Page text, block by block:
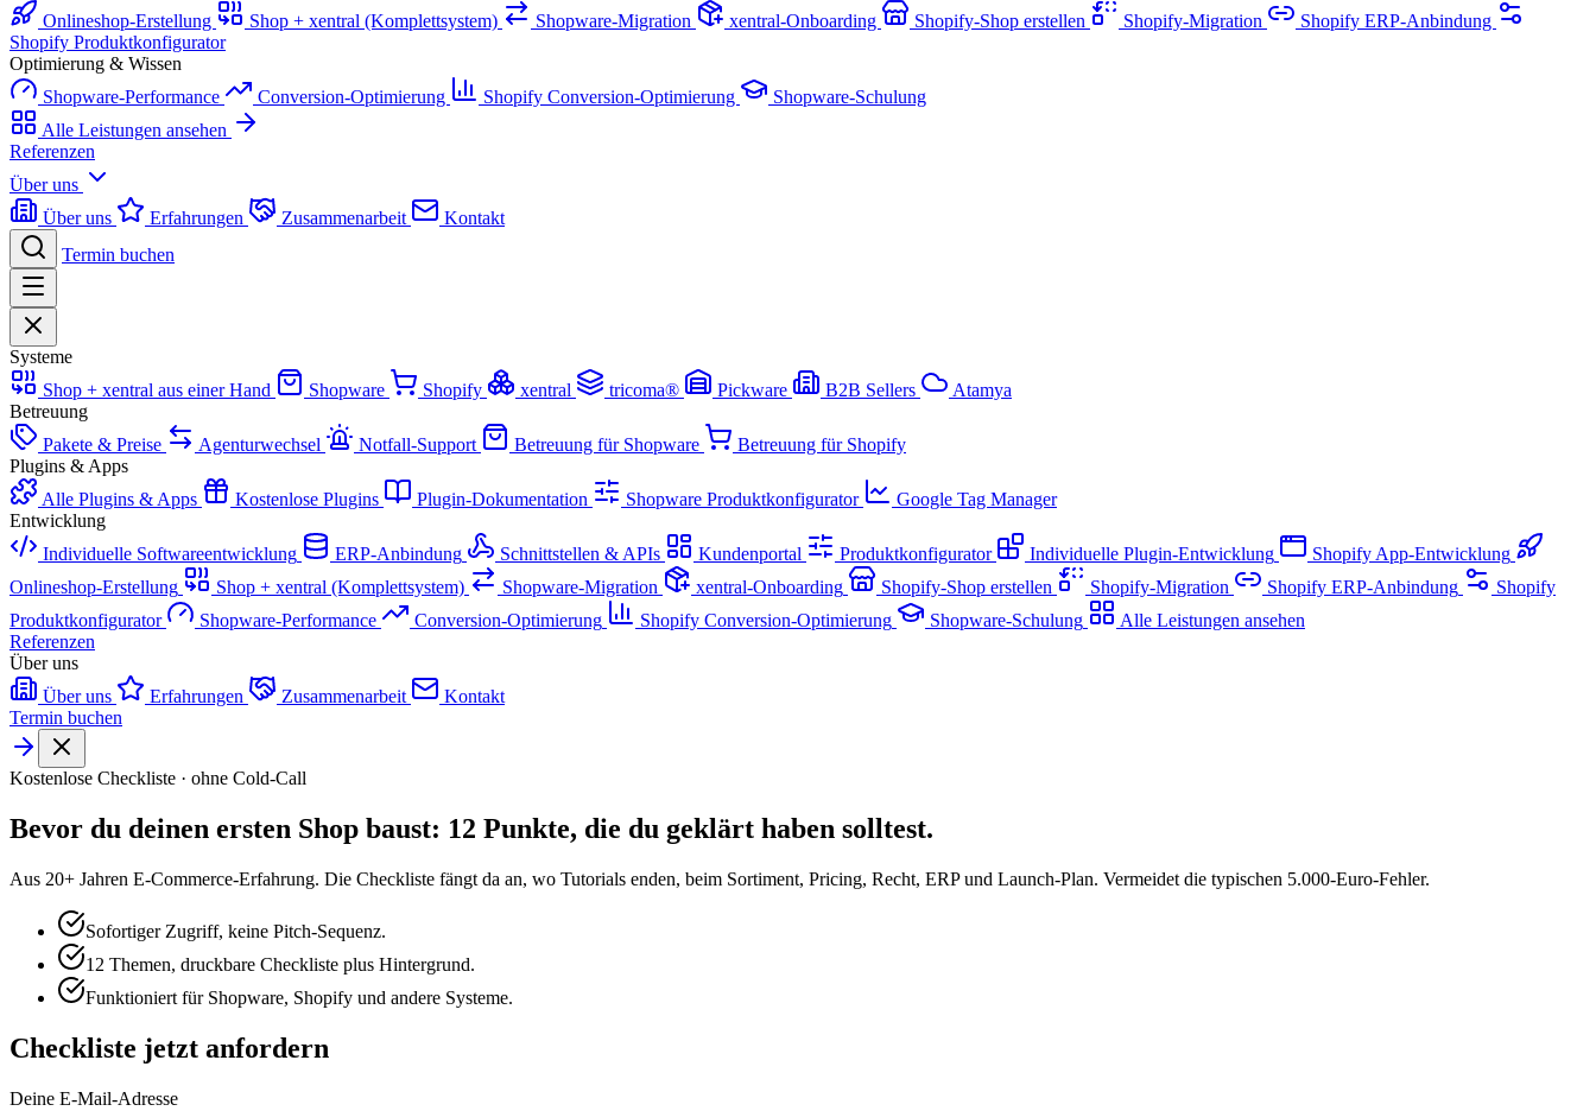
Onlineshop-Erstellung
Shop + xentral (Komplettsystem) Shopware-Migration xentral-Onboarding Shopify-Shop erstellen Shopify-Migration
Shopify ERP-Anbindung
Shopify Produktkonfigurator
Optimierung & Wissen
Shopware-Performance
Conversion-Optimierung Shopify Conversion-Optimierung
Shopware-Schulung
Alle Leistungen ansehen
Referenzen
Über uns
Über uns
Erfahrungen Zusammenarbeit
Kontakt
Termin buchen
Systeme
Shop + xentral aus einer Hand
Shopware Shopify xentral tricoma® Pickware B2B Sellers
Atamya
Betreuung
Pakete & Preise
Agenturwechsel Notfall-Support Betreuung für Shopware
Betreuung für Shopify
Plugins & Apps
Alle Plugins & Apps
Kostenlose Plugins Plugin-Dokumentation Shopware Produktkonfigurator
Google Tag Manager
Entwicklung
Individuelle Softwareentwicklung
ERP-Anbindung Schnittstellen & APIs Kundenportal Produktkonfigurator Individuelle Plugin-Entwicklung
Shopify App-Entwicklung
Onlineshop-Erstellung
Shop + xentral (Komplettsystem) Shopware-Migration xentral-Onboarding Shopify-Shop erstellen Shopify-Migration Shopify ERP-Anbindung
Shopify
Produktkonfigurator
Shopware-Performance Conversion-Optimierung Shopify Conversion-Optimierung Shopware-Schulung
Alle Leistungen ansehen
Referenzen
Über uns
Über uns
Erfahrungen Zusammenarbeit
Kontakt
Termin buchen
Kostenlose Checkliste · ohne Cold-Call
Bevor du deinen ersten Shop baust: 12 Punkte, die du geklärt haben solltest.
Aus 20+ Jahren E-Commerce-Erfahrung. Die Checkliste fängt da an, wo Tutorials enden, beim Sortiment, Pricing, Recht, ERP und Launch-Plan. Vermeidet die typischen 5.000-Euro-Fehler.
Sofortiger Zugriff, keine Pitch-Sequenz.
12 Themen, druckbare Checkliste plus Hintergrund.
Funktioniert für Shopware, Shopify und andere Systeme.
Checkliste jetzt anfordern
Deine E-Mail-Adresse